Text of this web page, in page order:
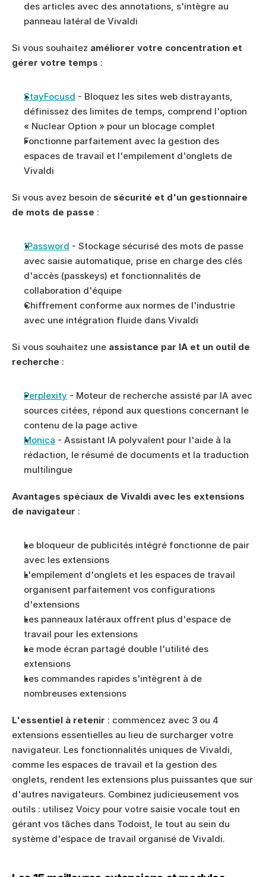
des articles avec des annotations, s'intègre au
panneau latéral de Vivaldi
Si vous souhaitez améliorer votre concentration et
gérer votre temps :
StayFocusd - Bloquez les sites web distrayants,
définissez des limites de temps, comprend l'option
« Nuclear Option » pour un blocage complet
Fonctionne parfaitement avec la gestion des
espaces de travail et l'empilement d'onglets de
Vivaldi
Si vous avez besoin de sécurité et d'un gestionnaire
de mots de passe :
1Password - Stockage sécurisé des mots de passe
avec saisie automatique, prise en charge des clés
d'accès (passkeys) et fonctionnalités de
collaboration d'équipe
Chiffrement conforme aux normes de l'industrie
avec une intégration fluide dans Vivaldi
Si vous souhaitez une assistance par IA et un outil de
recherche :
Perplexity - Moteur de recherche assisté par IA avec
sources citées, répond aux questions concernant le
contenu de la page active
Monica - Assistant IA polyvalent pour l'aide à la
rédaction, le résumé de documents et la traduction
multilingue
Avantages spéciaux de Vivaldi avec les extensions
de navigateur :
Le bloqueur de publicités intégré fonctionne de pair
avec les extensions
L'empilement d'onglets et les espaces de travail
organisent parfaitement vos configurations
d'extensions
Les panneaux latéraux offrent plus d'espace de
travail pour les extensions
Le mode écran partagé double l'utilité des
extensions
Les commandes rapides s'intègrent à de
nombreuses extensions
L'essentiel à retenir : commencez avec 3 ou 4
extensions essentielles au lieu de surcharger votre
navigateur. Les fonctionnalités uniques de Vivaldi,
comme les espaces de travail et la gestion des
onglets, rendent les extensions plus puissantes que sur
d'autres navigateurs. Combinez judicieusement vos
outils : utilisez Voicy pour votre saisie vocale tout en
gérant vos tâches dans Todoist, le tout au sein du
système d'espace de travail organisé de Vivaldi.